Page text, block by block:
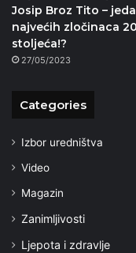
Josip Broz Tito –
najvećih zločinaca
stoljeća!?
27/05/2023
Categories
Izbor uredništva
Video
Magazin
Zanimljivosti
Ljepota i zdravlje